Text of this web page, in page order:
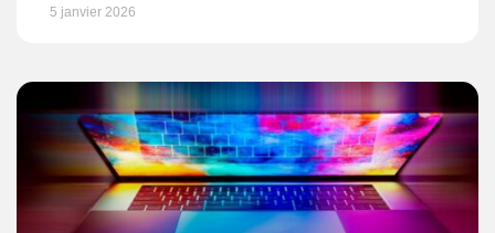
5 janvier 2026